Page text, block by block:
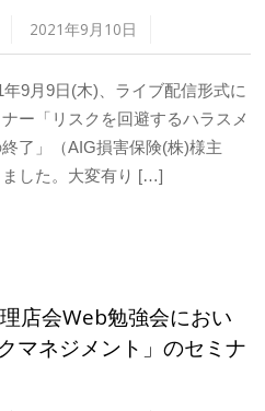
2021年9月10日
9月9日(木)、ライブ配信形式に
ー「リスクを回避するハラスメ
了」（AIG損害保険(株)様主
した。大変有り […]
店会Web勉強会におい
マネジメント」のセミナ